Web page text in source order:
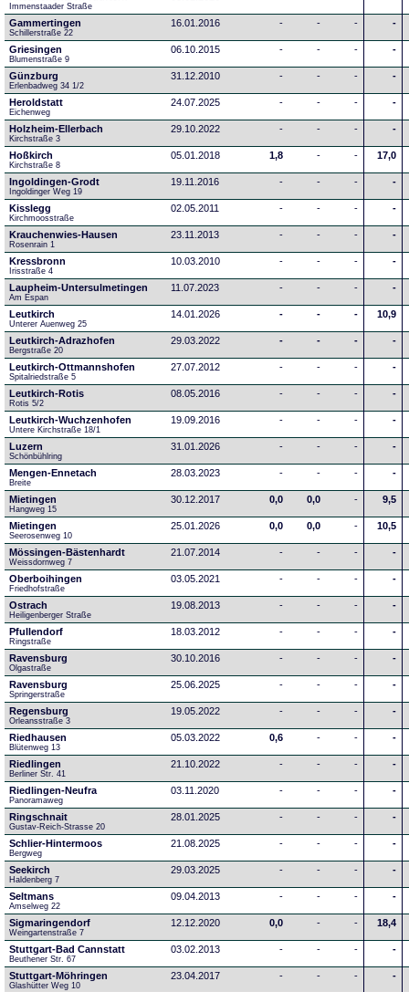
Immenstaader Straße
Gammertingen
Schillerstraße 22
16.01.2016 - - - -
Griesingen
Blumenstraße 9
06.10.2015 - - - -
Günzburg
Erlenbadweg 34 1/2
31.12.2010 - - - -
Heroldstatt
Eichenweg
24.07.2025 - - - -
Holzheim-Ellerbach
Kirchstraße 3
29.10.2022 - - - -
Hoßkirch
Kirchstraße 8
05.01.2018 1,8 - - 17,0
Ingoldingen-Grodt
Ingoldinger Weg 19
19.11.2016 - - - -
Kisslegg
Kirchmoosstraße
02.05.2011 - - - -
Krauchenwies-Hausen
Rosenrain 1
23.11.2013 - - - -
Kressbronn
Irisstraße 4
10.03.2010 - - - -
Laupheim-Untersulmetingen
Am Espan
11.07.2023 - - - -
Leutkirch
Unterer Auenweg 25
14.01.2026 - - - 10,9
Leutkirch-Adrazhofen
Bergstraße 20
29.03.2022 - - - -
Leutkirch-Ottmannshofen
Spitalriedstraße 5
27.07.2012 - - - -
Leutkirch-Rotis
Rotis 5/2
08.05.2016 - - - -
Leutkirch-Wuchzenhofen
Untere Kirchstraße 18/1
19.09.2016 - - - -
Luzern
Schönbühlring
31.01.2026 - - - -
Mengen-Ennetach
Breite
28.03.2023 - - - -
Mietingen
Hangweg 15
30.12.2017 0,0 0,0 - 9,5
Mietingen
Seerosenweg 10
25.01.2026 0,0 0,0 - 10,5
Mössingen-Bästenhardt
Weissdornweg 7
21.07.2014 - - - -
Oberboihingen
Friedhofstraße
03.05.2021 - - - -
Ostrach
Heiligenberger Straße
19.08.2013 - - - -
Pfullendorf
Ringstraße
18.03.2012 - - - -
Ravensburg
Olgastraße
30.10.2016 - - - -
Ravensburg
Springerstraße
25.06.2025 - - - -
Regensburg
Orleansstraße 3
19.05.2022 - - - -
Riedhausen
Blütenweg 13
05.03.2022 0,6 - - -
Riedlingen
Berliner Str. 41
21.10.2022 - - - -
Riedlingen-Neufra
Panoramaweg
03.11.2020 - - - -
Ringschnait
Gustav-Reich-Strasse 20
28.01.2025 - - - -
Schlier-Hintermoos
Bergweg
21.08.2025 - - - -
Seekirch
Haldenberg 7
29.03.2025 - - - -
Seltmans
Amselweg 22
09.04.2013 - - - -
Sigmaringendorf
Weingartenstraße 7
12.12.2020 0,0 - - 18,4
Stuttgart-Bad Cannstatt
Beuthener Str. 67
03.02.2013 - - - -
Stuttgart-Möhringen
Glashütter Weg 10
23.04.2017 - - - -